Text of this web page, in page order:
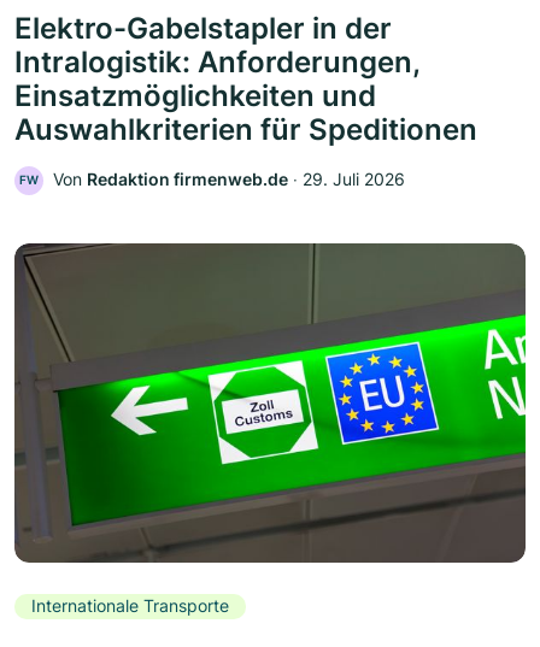
Elektro-Gabelstapler in der
Intralogistik: Anforderungen,
Einsatzmöglichkeiten und
Auswahlkriterien für Speditionen
FW Von Redaktion firmenweb.de ‧ 29. Juli 2026
Internationale Transporte